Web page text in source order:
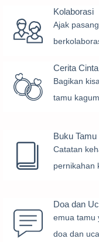
Kolaborasi
Ajak
Cerita Cinta
Bagikan
tamu
Buku Tamu
Catatan
pernikahan
Doa dan
emua tamu
doa dan